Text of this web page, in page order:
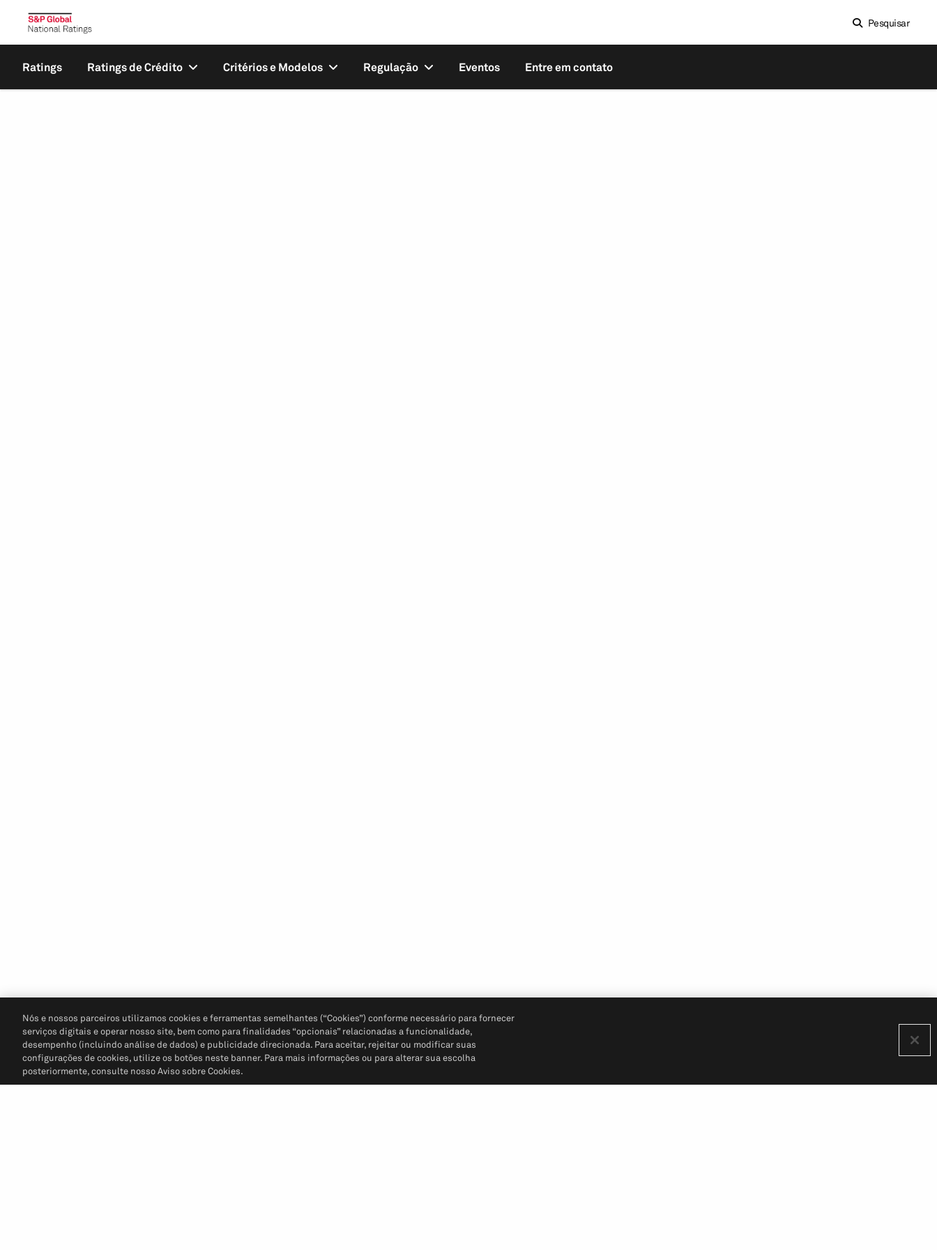
Pesquisar
Ratings Ratings de Crédito Critérios e Modelos Regulação Eventos Entre em contato
Nós e nossos parceiros utilizamos cookies e ferramentas semelhantes (“Cookies”) conforme necessário para fornecer
serviços digitais e operar nosso site, bem como para finalidades “opcionais” relacionadas a funcionalidade,
desempenho (incluindo análise de dados) e publicidade direcionada. Para aceitar, rejeitar ou modificar suas
configurações de cookies, utilize os botões neste banner. Para mais informações ou para alterar sua escolha
posteriormente, consulte nosso Aviso sobre Cookies.